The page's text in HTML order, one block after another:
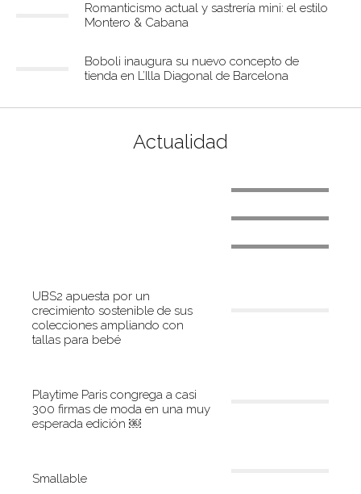
Romanticismo actual y sastrería mini: el estilo
Montero & Cabana
Boboli inaugura su nuevo concepto de
tienda en L’Illa Diagonal de Barcelona
Actualidad
Circular Baby, mochilas Km.0 con plástico
Janod crea nuevos puzzles sostenibles
UBS2 apuesta por un
crecimiento sostenible de sus
colecciones ampliando con
tallas para bebé
Playtime Paris congrega a casi
300 firmas de moda en una muy
esperada edición ￼
Smallable